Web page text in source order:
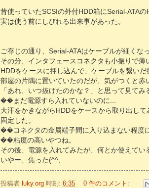
昔使っていたSCSIの外付HDD箱にSerial-ATA
実は使う前にしびれる出来事があった。
ご存じの通り、Serial-ATAはケーブルが細くな
その分、インタフェースコネクタも小振りで薄
HDDをケースに押し込んで、ケーブルを繋いだ
部屋の片隅に置いていたのだが、気がつくと赤
「あれ、いつ抜けたのかな？」と思って見て
��まだ電源すら入れていないのに...
大汗をかきながらHDDをケースから取り出し
固定した。
��コネクタの金属端子間に入り込まない程度
��粘度の高いやつね。
その後、電源を入れてみたが、何とか使えてい
いやー、焦った(^^;
投稿者 luky.org 時刻: 6:35
0 件のコメント: